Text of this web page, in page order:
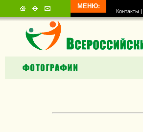
МЕНЮ:
Контакты |